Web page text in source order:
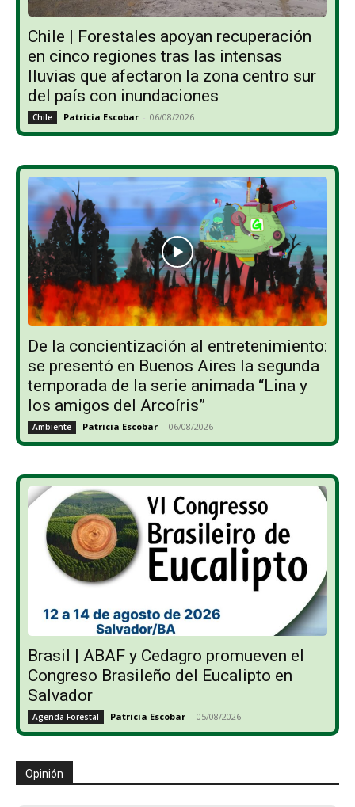
Chile | Forestales apoyan recuperación
en cinco regiones tras las intensas
lluvias que afectaron la zona centro sur
del país con inundaciones
Chile Patricia Escobar - 06/08/2026
De la concientización al entretenimiento:
se presentó en Buenos Aires la segunda
temporada de la serie animada “Lina y
los amigos del Arcoíris”
Ambiente Patricia Escobar - 06/08/2026
Brasil | ABAF y Cedagro promueven el
Congreso Brasileño del Eucalipto en
Salvador
Agenda Forestal Patricia Escobar - 05/08/2026
Opinión